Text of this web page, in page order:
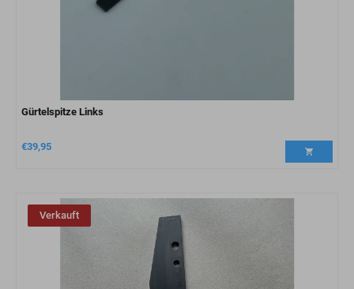
Gürtelspitze Links
€39,95
Verkauft